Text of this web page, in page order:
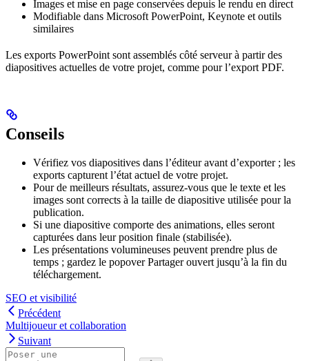
Images et mise en page conservées depuis le rendu en direct
Modifiable dans Microsoft PowerPoint, Keynote et outils
similaires
Les exports PowerPoint sont assemblés côté serveur à partir des
diapositives actuelles de votre projet, comme pour l’export PDF.
Conseils
Vérifiez vos diapositives dans l’éditeur avant d’exporter ; les
exports capturent l’état actuel de votre projet.
Pour de meilleurs résultats, assurez-vous que le texte et les
images sont corrects à la taille de diapositive utilisée pour la
publication.
Si une diapositive comporte des animations, elles seront
capturées dans leur position finale (stabilisée).
Les présentations volumineuses peuvent prendre plus de
temps ; gardez le popover Partager ouvert jusqu’à la fin du
téléchargement.
SEO et visibilité
Précédent
Multijoueur et collaboration
Suivant